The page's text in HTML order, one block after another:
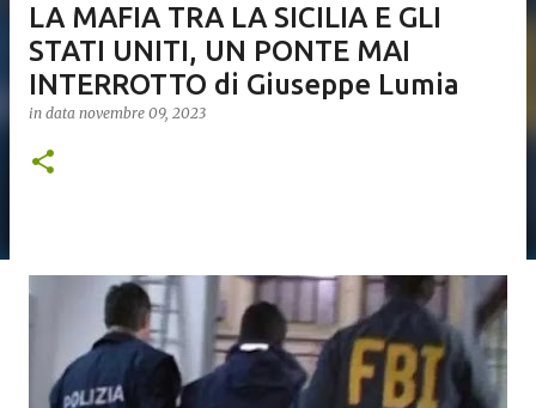
LA MAFIA TRA LA SICILIA E GLI
STATI UNITI, UN PONTE MAI
INTERROTTO di Giuseppe Lumia
in data novembre 09, 2023